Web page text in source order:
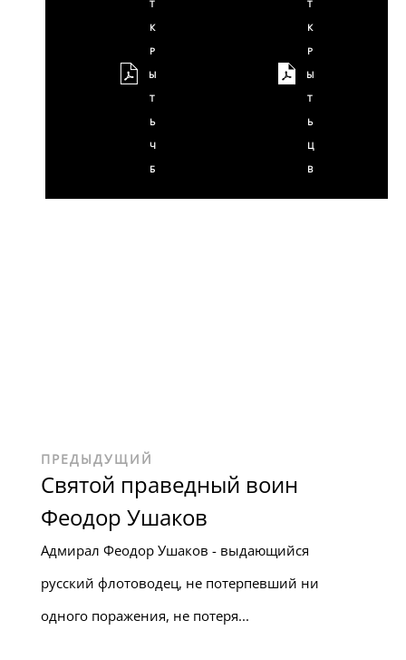
Т
К
Р
Ы
Т
Ь
Ч
Б
Т
К
Р
Ы
Т
Ь
Ц
В
ПРЕДЫДУЩИЙ
Святой праведный воин
Феодор Ушаков
Адмирал Феодор Ушаков - выдающийся
русский флотоводец, не потерпевший ни
одного поражения, не потеря...